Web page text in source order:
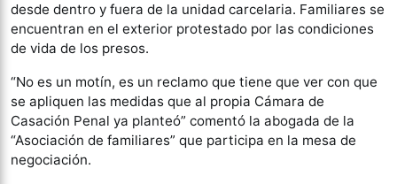
desde dentro y fuera de la unidad carcelaria. Familiares se
encuentran en el exterior protestado por las condiciones
de vida de los presos.
“No es un motín, es un reclamo que tiene que ver con que
se apliquen las medidas que al propia Cámara de
Casación Penal ya planteó” comentó la abogada de la
“Asociación de familiares” que participa en la mesa de
negociación.